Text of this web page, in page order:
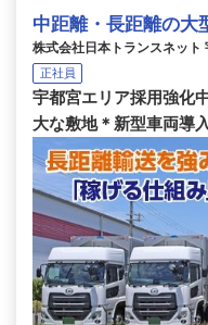
中距離・長距離の大
株式会社日本トランスネット
正社員
宇都宮エリア採用強化
大な敷地＊新型車両導